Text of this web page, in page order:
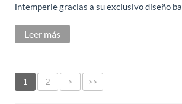
intemperie gracias a su exclusivo diseño
Leer más
1 2 > >>